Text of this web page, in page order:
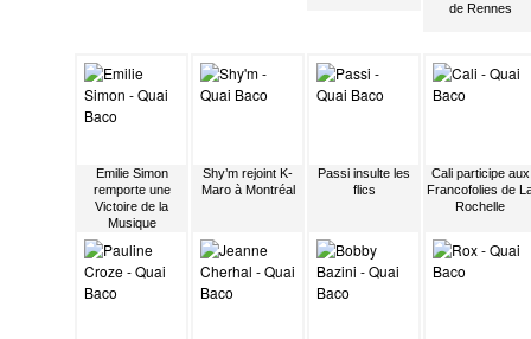
de Rennes
Emilie Simon
remporte une
Victoire de la
Musique
Shy’m rejoint K-
Maro à Montréal
Passi insulte les
flics
Cali participe aux
Francofolies de
Rochelle